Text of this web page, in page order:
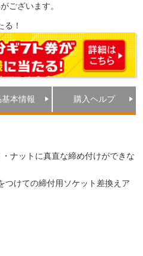
ございます。
！
本情報 購入ヘルプ
ナットに真直な締め付けができな
つけての締付用ソケット差換えア